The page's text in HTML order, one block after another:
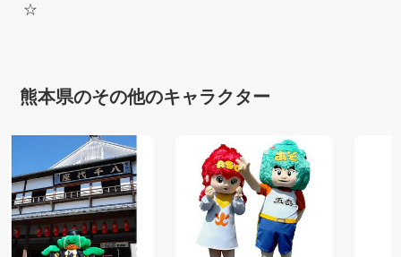
☆
熊本県のその他のキャラクター